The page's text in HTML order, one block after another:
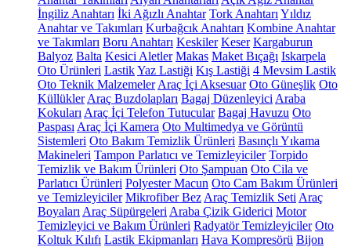
İngiliz Anahtarı İki Ağızlı Anahtar Tork Anahtarı Yıldız
Anahtar ve Takımları Kurbağcık Anahtarı Kombine Anahtar
ve Takımları Boru Anahtarı Keskiler Keser Kargaburun
Balyoz Balta Kesici Aletler Makas Maket Bıçağı Iskarpela
Oto Ürünleri LastikYaz Lastiği Kış Lastiği 4 Mevsim Lastik
Oto Teknik Malzemeler Araç İçi Aksesuar Oto Güneşlik Oto
Küllükler Araç Buzdolapları Bagaj Düzenleyici Araba
Kokuları Araç İçi Telefon Tutucular Bagaj Havuzu Oto
Paspası Araç İçi Kamera Oto Multimedya ve Görüntü
Sistemleri Oto Bakım Temizlik Ürünleri Basınçlı Yıkama
Makineleri Tampon Parlatıcı ve Temizleyiciler Torpido
Temizlik ve Bakım Ürünleri Oto Şampuan Oto Cila ve
Parlatıcı Ürünleri Polyester Macun Oto Cam Bakım Ürünleri
ve Temizleyiciler Mikrofiber Bez Araç Temizlik Seti Araç
Boyaları Araç Süpürgeleri Araba Çizik Giderici Motor
Temizleyici ve Bakım Ürünleri Radyatör Temizleyiciler Oto
Koltuk Kılıfı Lastik Ekipmanları Hava Kompresörü Bijon